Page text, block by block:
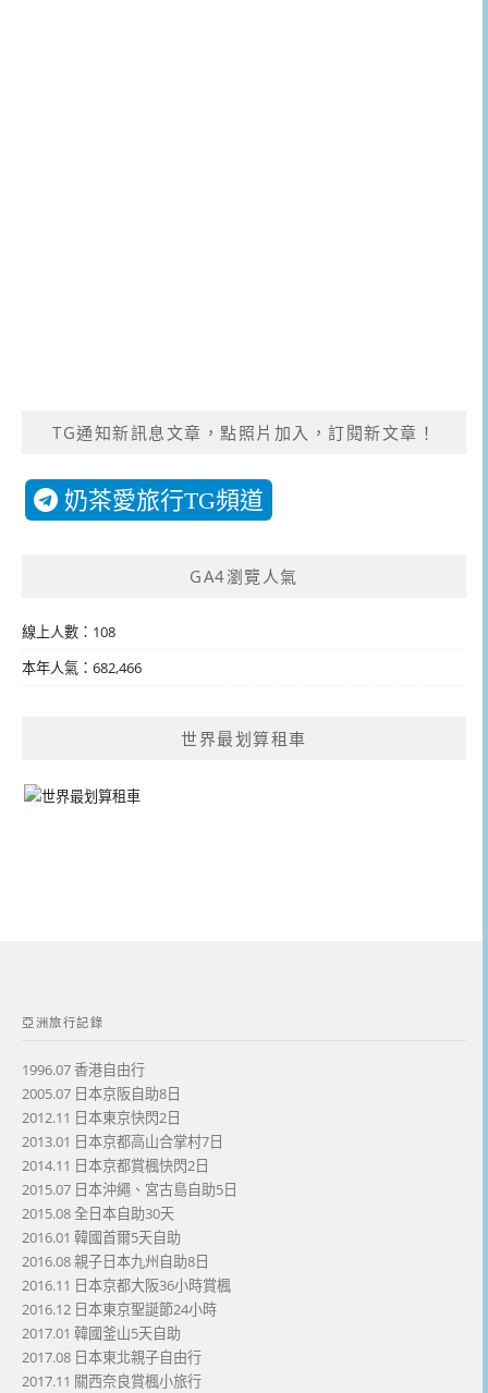
TG通知新訊息文章，點照片加入，訂閱新文章！
奶茶愛旅行TG頻道
GA4瀏覽人氣
線上人數：108
本年人氣：682,466
世界最划算租車
亞洲旅行記錄
1996.07 香港自由行
2005.07 日本京阪自助8日
2012.11 日本東京快閃2日
2013.01 日本京都高山合掌村7日
2014.11 日本京都賞楓快閃2日
2015.07 日本沖繩、宮古島自助5日
2015.08 全日本自助30天
2016.01 韓國首爾5天自助
2016.08 親子日本九州自助8日
2016.11 日本京都大阪36小時賞楓
2016.12 日本東京聖誕節24小時
2017.01 韓國釜山5天自助
2017.08 日本東北親子自由行
2017.11 關西奈良賞楓小旅行